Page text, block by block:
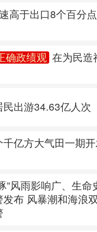
Español Français
高于出口8个百分
确政绩观
在为民造
民出游34.63亿人次
千亿方大气田一期
”风雨影响广、生命
发布 风暴潮和海浪